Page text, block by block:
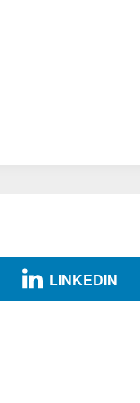
LINKEDIN